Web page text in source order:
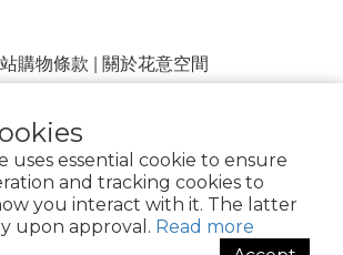
uses essential cookie to ensure
and tracking cookies to
you interact with it. The latter
upon approval. Read more
購物條款 關於花意空間
細則| 2021 © FlowerSpace |花意空間
花苑 |81734432